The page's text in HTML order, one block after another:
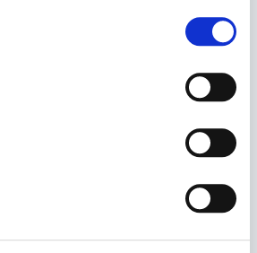
In den Warenkorb